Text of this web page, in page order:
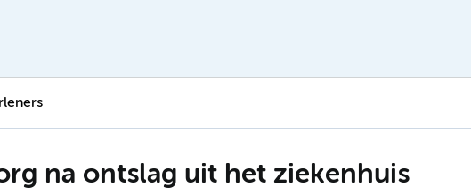
na ontslag uit het ziekenhuis